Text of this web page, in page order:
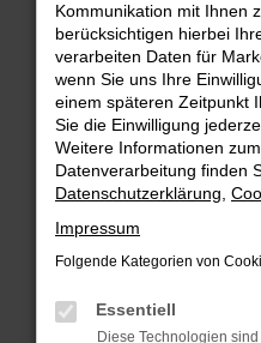
Fehler:
Beim Laden ist ein
Hier sind ein paar
Überprüfe deine
Laden andere
Suchmaschine?
Prüfe deine
können das Laden
Kommunikation mit Ihnen
berücksichtigen hierbei
verarbeiten Daten für
wenn Sie uns Ihre
einem späteren Zeitpunkt
Sie die Einwilligung
Weitere Informationen
Datenverarbeitung finden
Datenschutzerklärung
Impressum
Folgende Kategorien von
Essentiell
Diese Technologien